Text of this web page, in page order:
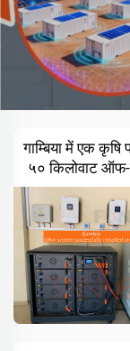
गाम्बिया में एक कृषि
५० किलोवाट ऑफ-
ऊर्जा